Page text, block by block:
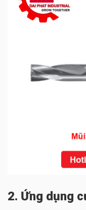
2. Ứng dụng